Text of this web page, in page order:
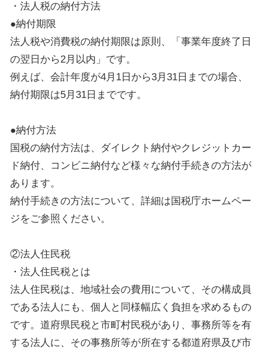
・法人税の納付方法
●納付期限
法人税や消費税の納付期限は原則、「事業年度終了日
の翌日から2月以内」です。
例えば、会計年度が4月1日から3月31日までの場合、
納付期限は5月31日までです。
●納付方法
国税の納付方法は、ダイレクト納付やクレジットカー
ド納付、コンビニ納付など様々な納付手続きの方法が
あります。
納付手続きの方法について、詳細は国税庁ホームペー
ジをご参照ください。
②法人住民税
・法人住民税とは
法人住民税は、地域社会の費用について、その構成員
である法人にも、個人と同様幅広く負担を求めるもの
です。道府県民税と市町村民税があり、事務所等を有
する法人に、その事務所等が所在する都道府県及び市